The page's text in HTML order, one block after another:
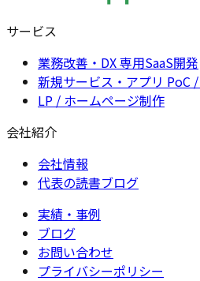
サービス
業務改善・DX 専用SaaS開発
新規サービス・アプリ PoC
LP / ホームページ制作
会社紹介
会社情報
代表の読書ブログ
実績・事例
ブログ
お問い合わせ
プライバシーポリシー